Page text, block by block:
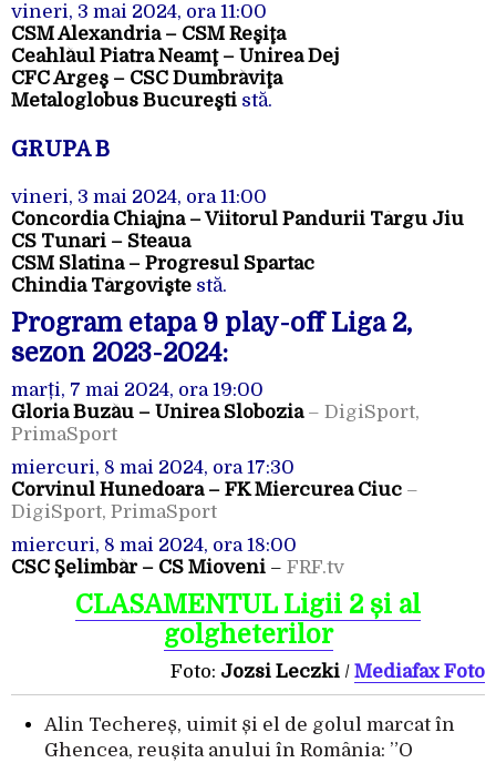
vineri, 3 mai 2024, ora 11:00
CSM Alexandria – CSM Reşiţa
Ceahlăul Piatra Neamţ – Unirea Dej
CFC Argeş – CSC Dumbrăviţa
Metaloglobus Bucureşti stă.
GRUPA B
vineri, 3 mai 2024, ora 11:00
Concordia Chiajna – Viitorul Pandurii Târgu Jiu
CS Tunari – Steaua
CSM Slatina – Progresul Spartac
Chindia Târgovişte stă.
Program etapa 9 play-off Liga 2,
sezon 2023-2024:
marți, 7 mai 2024, ora 19:00
Gloria Buzău – Unirea Slobozia – DigiSport,
PrimaSport
miercuri, 8 mai 2024, ora 17:30
Corvinul Hunedoara – FK Miercurea Ciuc –
DigiSport, PrimaSport
miercuri, 8 mai 2024, ora 18:00
CSC Şelimbăr – CS Mioveni – FRF.tv
CLASAMENTUL Ligii 2 și al
golgheterilor
Foto: Jozsi Leczki / Mediafax Foto
Alin Techereș, uimit și el de golul marcat în
Ghencea, reușita anului în România: ”O